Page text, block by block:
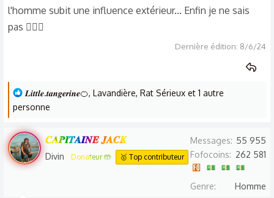
l'homme subit une influence extérieur... Enfin je ne sais
pas 🤷🏾‍♀️
Dernière édition: 8/6/24
L
e
r
é
a
𝑳𝒊𝒕𝒕𝒍𝒆.𝒕𝒂𝒏𝒈𝒆𝒓𝒊𝒏𝒆🍊, Lavandière, Rat Sérieux et 1 autre
personne
𝑪𝑨𝑷𝑰𝑻𝑨𝑰𝑵𝑬 𝑱𝑨𝑪𝑲
Divin Donateur 🤲 🥇 Top contributeur
Messages
55 955
Fofocoins
262 581
Genre Homme